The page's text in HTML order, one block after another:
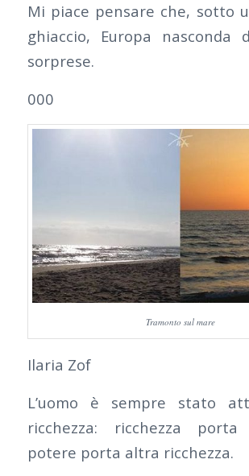
Mi piace pensare che, sotto
ghiaccio, Europa nasconda
sorprese.
000
Tramonto sul mare
Ilaria Zof
L’uomo è sempre stato
ricchezza: ricchezza
potere porta altra ricchezza.